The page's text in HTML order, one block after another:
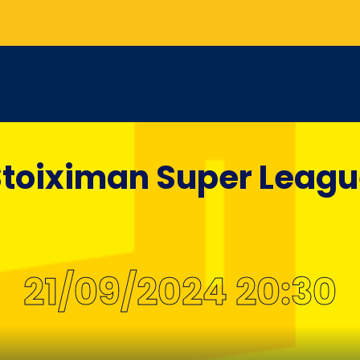
Super
21/09/2024 20:30